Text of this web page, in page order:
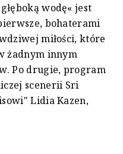
wodę« jest
bohaterami
miłości, które
żadnym innym
Po drugie, program
scenerii Sri
Lidia Kazen,